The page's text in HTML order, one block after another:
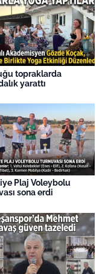
topraklarda
yarattı
Plaj Voleybolu
sona erdi